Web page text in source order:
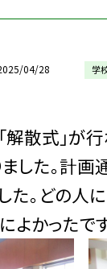
04/28 学
解散式」が
した。計画
た。どの人
よかったです